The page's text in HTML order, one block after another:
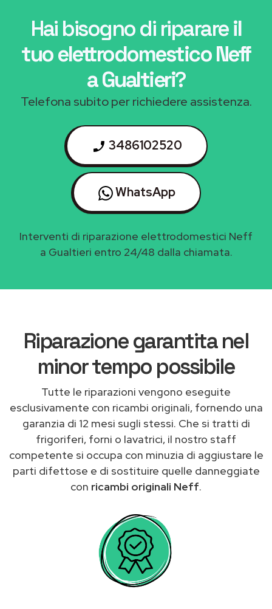
Hai bisogno di riparareil
tuo elettrodomestico Neff
a Gualtieri?
Telefona subito per richiedere assistenza.
3486102520
WhatsApp
Interventi di riparazione elettrodomestici Neff
a Gualtieri entro 24/48 dalla chiamata.
Riparazione garantita nel
minor tempo possibile
Tutte le riparazioni vengono eseguite
esclusivamente con ricambi originali, fornendo una
garanzia di 12 mesi sugli stessi. Che si tratti di
frigoriferi, forni o lavatrici, il nostro staff
competente si occupa con minuzia di aggiustare le
parti difettose e di sostituire quelle danneggiate
con ricambi originali Neff.